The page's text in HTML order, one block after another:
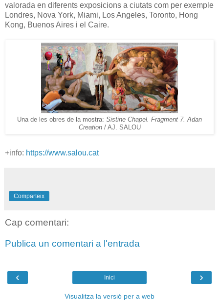
valorada en diferents exposicions a ciutats com per exemple
Londres, Nova York, Miami, Los Angeles, Toronto, Hong
Kong, Buenos Aires i el Caire.
Una de les obres de la mostra: Sistine Chapel. Fragment 7. Adan
Creation/ AJ. SALOU
+info: https://www.salou.cat
Comparteix
Cap comentari:
Publica un comentari a l'entrada
‹ ›
Inici
Visualitza la versió per a web